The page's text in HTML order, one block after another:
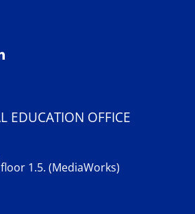
EDUCATION OFFICE
1.5. (MediaWorks)